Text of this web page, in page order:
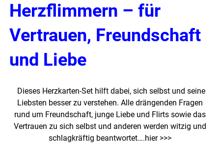
Herzflimmern – für
Vertrauen, Freundschaft
und Liebe
Dieses Herzkarten-Set hilft dabei, sich selbst und seine
Liebsten besser zu verstehen. Alle drängenden Fragen
rund um Freundschaft, junge Liebe und Flirts sowie das
Vertrauen zu sich selbst und anderen werden witzig und
schlagkräftig beantwortet….hier >>>